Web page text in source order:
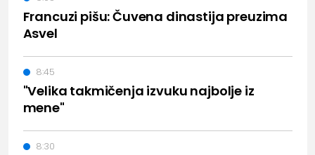
Francuzi pišu: Čuvena dinastija preuzima
Asvel
"Velika takmičenja izvuku najbolje iz
mene"
8:45
8:30